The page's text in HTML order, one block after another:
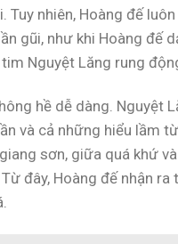
Tuy nhiên, Hoàng đế
gũi, như khi Hoàng đế
Nguyệt Lăng rung
hề dễ dàng. Nguyệt
và cả những hiểu lầm
sơn, giữa quá khứ
đây, Hoàng đế nhận